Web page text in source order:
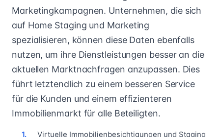
Marketingkampagnen. Unternehmen, die sich
auf Home Staging und Marketing
spezialisieren, können diese Daten ebenfalls
nutzen, um ihre Dienstleistungen besser an die
aktuellen Marktnachfragen anzupassen. Dies
führt letztendlich zu einem besseren Service
für die Kunden und einem effizienteren
Immobilienmarkt für alle Beteiligten.
Virtuelle Immobilienbesichtigungen und Staging